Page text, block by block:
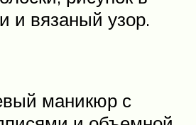
и вязаный узор.
маникюр с